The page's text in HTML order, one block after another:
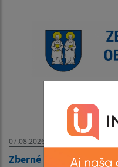
07.08.2026
Zberné miesto - OZNAM